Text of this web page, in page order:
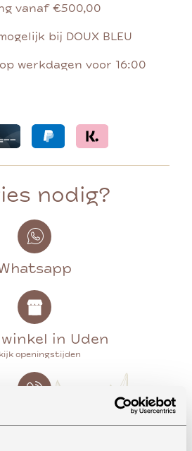
vanaf €500,00
bij DOUX BLEU
werkdagen voor 16:00
nodig?
in Uden
openingstijden
Bellen